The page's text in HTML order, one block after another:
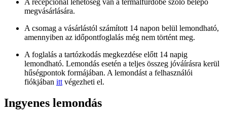
megvásárlására.
A csomag a vásárlástól számított 14 napon belül lemondható,
amennyiben az időpontfoglalás még nem történt meg.
A foglalás a tartózkodás megkezdése előtt 14 napig
lemondható. Lemondás esetén a teljes összeg jóváírásra kerül
hűségpontok formájában. A lemondást a felhasználói
fiókjában itt végezheti el.
Ingyenes lemondás